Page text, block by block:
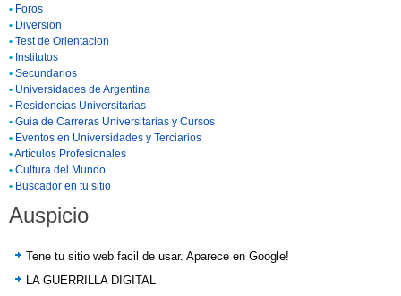
• Foros
• Diversion
• Test de Orientacion
• Institutos
• Secundarios
• Universidades de Argentina
• Residencias Universitarias
• Guia de Carreras Universitarias y Cursos
• Eventos en Universidades y Terciarios
•Artículos Profesionales
• Cultura del Mundo
• Buscador en tu sitio
Auspicio
Tene tu sitio web facil de usar. Aparece en Google!
LA GUERRILLA DIGITAL